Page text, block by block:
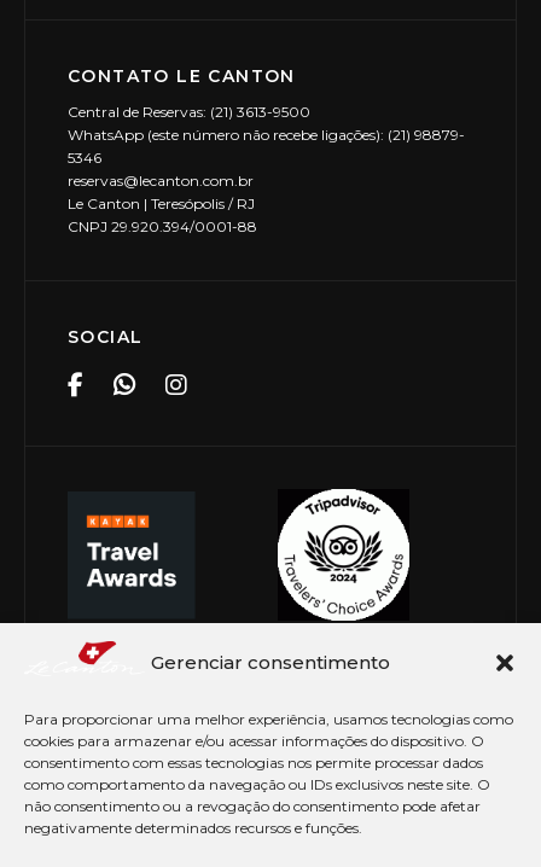
Gerenciar consentimento
Para proporcionar uma melhor experiência, usamos tecnologias como
cookies para armazenar e/ou acessar informações do dispositivo. O
consentimento com essas tecnologias nos permite processar dados
como comportamento da navegação ou IDs exclusivos neste site. O
não consentimento ou a revogação do consentimento pode afetar
negativamente determinados recursos e funções.
CONTATO LE CANTON
Central de Reservas: (21) 3613-9500
WhatsApp (este número não recebe ligações): (21) 98879-
5346
reservas@lecanton.com.br
Le Canton | Teresópolis / RJ
CNPJ 29.920.394/0001-88
SOCIAL
© Copyright 2026 Le Canton. Todos os direitos